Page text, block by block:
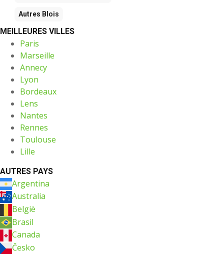
Autres Blois
MEILLEURES VILLES
Paris
Marseille
Annecy
Lyon
Bordeaux
Lens
Nantes
Rennes
Toulouse
Lille
AUTRES PAYS
Argentina
Australia
België
Brasil
Canada
Česko